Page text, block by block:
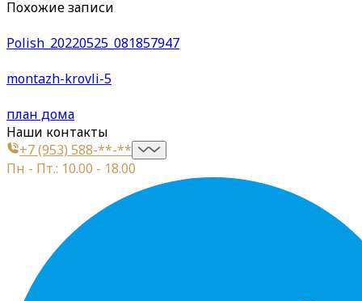
Похожие записи
Polish_20220525_081857947
montazh-krovli-5
план дома
Наши контакты
+7 (953) 588-**-**
Пн - Пт.: 10.00 - 18.00